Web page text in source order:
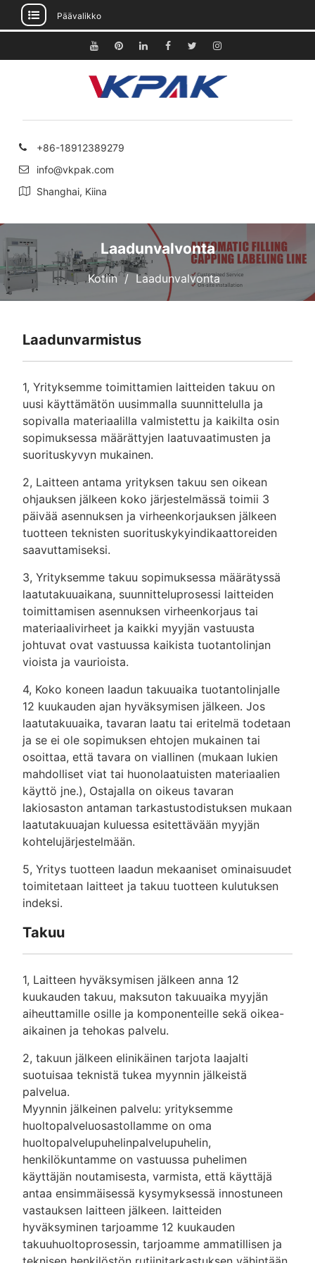
sisältöön
Päävalikko
YoutubePinterestLinkedinFacebook
ViserrysInstagram
+86-18912389279
info@vkpak.com
Shanghai, Kiina
Laadunvalvonta
Kotiin Laadunvalvonta
Laadunvarmistus
1, Yrityksemme toimittamien laitteiden takuu on
uusi käyttämätön uusimmalla suunnittelulla ja
sopivalla materiaalilla valmistettu ja kaikilta osin
sopimuksessa määrättyjen laatuvaatimusten ja
suorituskyvyn mukainen.
2, Laitteen antama yrityksen takuu sen oikean
ohjauksen jälkeen koko järjestelmässä toimii 3
päivää asennuksen ja virheenkorjauksen jälkeen
tuotteen teknisten suorituskykyindikaattoreiden
saavuttamiseksi.
3, Yrityksemme takuu sopimuksessa määrätyssä
laatutakuuaikana, suunnitteluprosessi laitteiden
toimittamisen asennuksen virheenkorjaus tai
materiaalivirheet ja kaikki myyjän vastuusta
johtuvat ovat vastuussa kaikista tuotantolinjan
vioista ja vaurioista.
4, Koko koneen laadun takuuaika tuotantolinjalle
12 kuukauden ajan hyväksymisen jälkeen. Jos
laatutakuuaika, tavaran laatu tai eritelmä todetaan
ja se ei ole sopimuksen ehtojen mukainen tai
osoittaa, että tavara on viallinen (mukaan lukien
mahdolliset viat tai huonolaatuisten materiaalien
käyttö jne.), Ostajalla on oikeus tavaran
lakiosaston antaman tarkastustodistuksen mukaan
laatutakuuajan kuluessa esitettävään myyjän
kohtelujärjestelmään.
5, Yritys tuotteen laadun mekaaniset ominaisuudet
toimitetaan laitteet ja takuu tuotteen kulutuksen
indeksi.
Takuu
1, Laitteen hyväksymisen jälkeen anna 12
kuukauden takuu, maksuton takuuaika myyjän
aiheuttamille osille ja komponenteille sekä oikea-
aikainen ja tehokas palvelu.
2, takuun jälkeen elinikäinen tarjota laajalti
suotuisaa teknistä tukea myynnin jälkeistä
palvelua.
Myynnin jälkeinen palvelu: yrityksemme
huoltopalveluosastollamme on oma
huoltopalvelupuhelinpalvelupuhelin,
henkilökuntamme on vastuussa puhelimen
käyttäjän noutamisesta, varmista, että käyttäjä
antaa ensimmäisessä kysymyksessä innostuneen
vastauksen laitteen jälkeen. laitteiden
hyväksyminen tarjoamme 12 kuukauden
takuuhuoltoprosessin, tarjoamme ammatillisen ja